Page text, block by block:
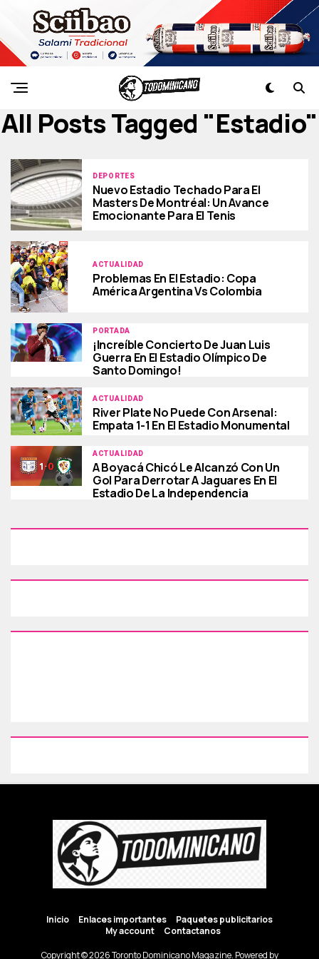
All Posts Tagged "estadio"
DEPORTES
Nuevo Estadio Techado Para El
Masters De Montréal: Un Avance
Emocionante Para El Tenis
ACTUALIDAD
Problemas En El Estadio: Copa
América Argentina Vs Colombia
PORTADA
¡Increíble Concierto De Juan Luis
Guerra En El Estadio Olímpico De
Santo Domingo!
ACTUALIDAD
River Plate No Puede Con Arsenal:
Empata 1-1 En El Estadio Monumental
ACTUALIDAD
A Boyacá Chicó Le Alcanzó Con Un
Gol Para Derrotar A Jaguares En El
Estadio De La Independencia
Inicio Enlaces importantes
Paquetes publicitarios
My account
Contactanos
Copyright © 2026 Toronto Dominicano Magazine. Powered by